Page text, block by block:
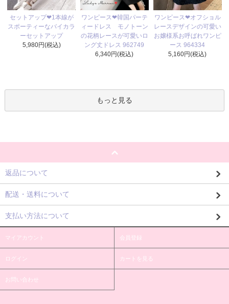
セットアップ❤1本線が
スポーティーなバイカラ
ーセットアップ
5,980円(税込)
ワンピース❤韓国パーテ
ィードレス モノトーン
の花柄レースが可愛いロ
ング丈ドレス 962749
6,340円(税込)
ワンピース❤オフショル
レースデザインの可愛い
お嬢様系お呼ばれワンピ
ース 964334
5,160円(税込)
もっと見る
返品について
配送・送料について
支払い方法について
マイアカウント 会員登録
ログイン カートを見る
お問い合わせ